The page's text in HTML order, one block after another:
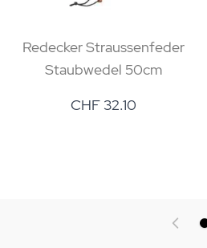
Redecker Straussenfeder
Staubwedel 50cm
CHF 32.10